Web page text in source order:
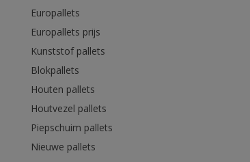
Europallets
Europallets prijs
Kunststof pallets
Blokpallets
Houten pallets
Houtvezel pallets
Piepschuim pallets
Nieuwe pallets